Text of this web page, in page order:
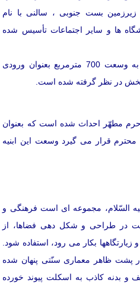
بست جنوبی ، سالنی با نام
ها و سایر اجتماعات تأسیس شده
بست شمالی: پروژه بست شمالی به وسعت 700 مترمربع بعنوان ورودی
در نظر گرفته شده است.
مطهّر احداث شده است كه بعنوان
محترم قرار می گیرد وسعت این ابنیه
السّلام، مجموعه ای است فرهنگی و
در طراحی و شكل دهی فضاها، از
بكار می رود، استفاده شود.
پشت ظاهر معماری سنّتی پنهان شده
بدنه كاذب به اسكلت پیوند خورده